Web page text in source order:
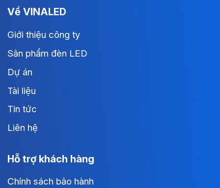
Về VINALED
Giới thiệu công ty
Sản phẩm đèn LED
Dự án
Tài liệu
Tin tức
Liên hệ
Hỗ trợ khách hàng
Chính sách bảo hành